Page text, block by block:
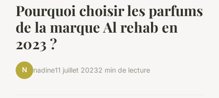
Pourquoi choisir les parfums
de la marque Al rehab en
2023 ?
N nadine11 juillet 20232 min de lecture